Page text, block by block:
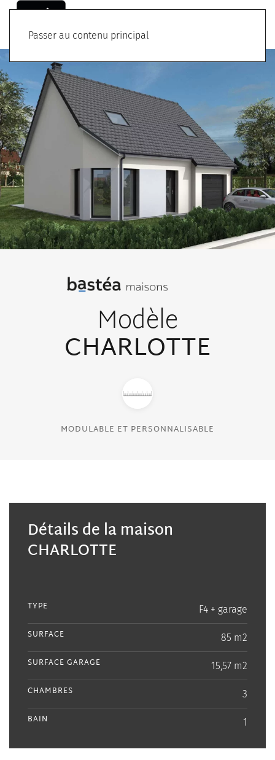
Passer au contenu principal
Modèle
CHARLOTTE
MODULABLE ET PERSONNALISABLE
Détails de la maison
CHARLOTTE
TYPE F4 + garage
SURFACE 85 m2
SURFACE GARAGE 15,57 m2
CHAMBRES 3
BAIN 1